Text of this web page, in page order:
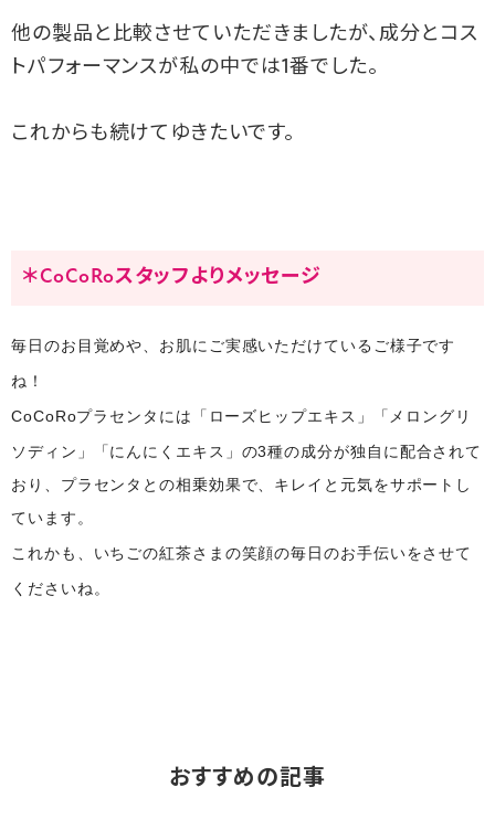
他の製品と比較させていただきましたが、成分とコス
トパフォーマンスが私の中では1番でした。
これからも続けてゆきたいです。
＊CoCoRoスタッフよりメッセージ
毎日のお目覚めや、お肌にご実感いただけているご様子です
ね！
CoCoRoプラセンタには「ローズヒップエキス」「メロングリ
ソディン」「にんにくエキス」の3種の成分が独自に配合されて
おり、プラセンタとの相乗効果で、キレイと元気をサポートし
ています。
これかも、いちごの紅茶さまの笑顔の毎日のお手伝いをさせて
くださいね。
おすすめの記事